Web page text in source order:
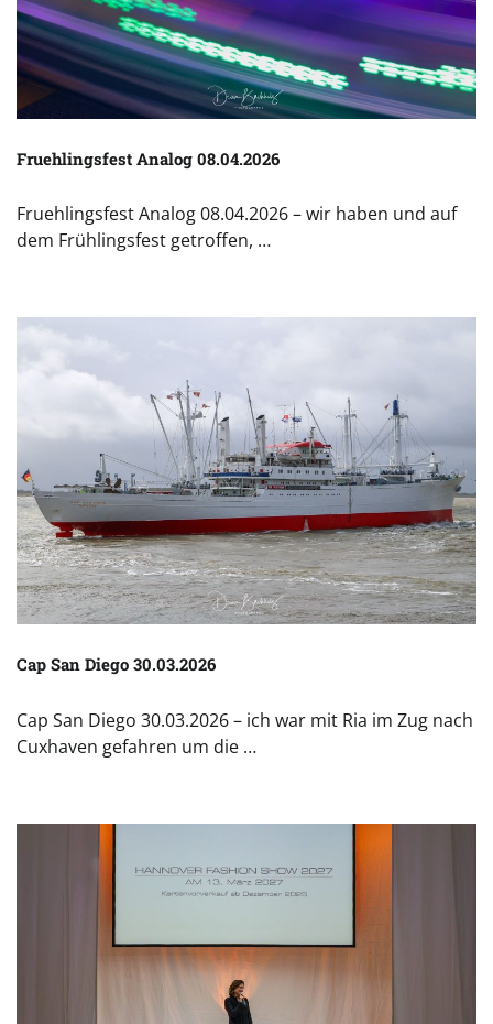
Fruehlingsfest Analog 08.04.2026
Fruehlingsfest Analog 08.04.2026 – wir haben und auf
dem Frühlingsfest getroffen, …
Cap San Diego 30.03.2026
Cap San Diego 30.03.2026 – ich war mit Ria im Zug nach
Cuxhaven gefahren um die …